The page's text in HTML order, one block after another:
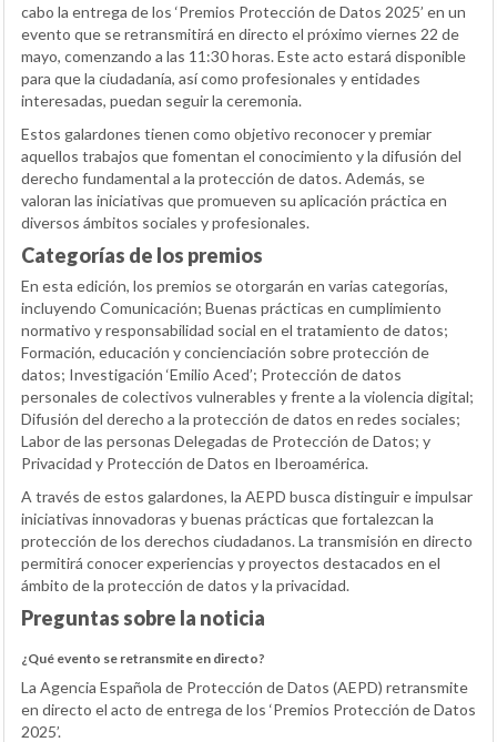
cabo la entrega de los ‘Premios Protección de Datos 2025’ en un
evento que se retransmitirá en directo el próximo viernes 22 de
mayo, comenzando a las 11:30 horas. Este acto estará disponible
para que la ciudadanía, así como profesionales y entidades
interesadas, puedan seguir la ceremonia.
Estos galardones tienen como objetivo reconocer y premiar
aquellos trabajos que fomentan el conocimiento y la difusión del
derecho fundamental a la protección de datos. Además, se
valoran las iniciativas que promueven su aplicación práctica en
diversos ámbitos sociales y profesionales.
Categorías de los premios
En esta edición, los premios se otorgarán en varias categorías,
incluyendo Comunicación; Buenas prácticas en cumplimiento
normativo y responsabilidad social en el tratamiento de datos;
Formación, educación y concienciación sobre protección de
datos; Investigación ‘Emilio Aced’; Protección de datos
personales de colectivos vulnerables y frente a la violencia digital;
Difusión del derecho a la protección de datos en redes sociales;
Labor de las personas Delegadas de Protección de Datos; y
Privacidad y Protección de Datos en Iberoamérica.
A través de estos galardones, la AEPD busca distinguir e impulsar
iniciativas innovadoras y buenas prácticas que fortalezcan la
protección de los derechos ciudadanos. La transmisión en directo
permitirá conocer experiencias y proyectos destacados en el
ámbito de la protección de datos y la privacidad.
Preguntas sobre la noticia
¿Qué evento se retransmite en directo?
La Agencia Española de Protección de Datos (AEPD) retransmite
en directo el acto de entrega de los ‘Premios Protección de Datos
2025’.